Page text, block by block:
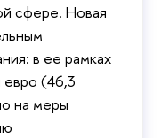
сфере. Новая
в ее рамках
евро (46,3
на меры